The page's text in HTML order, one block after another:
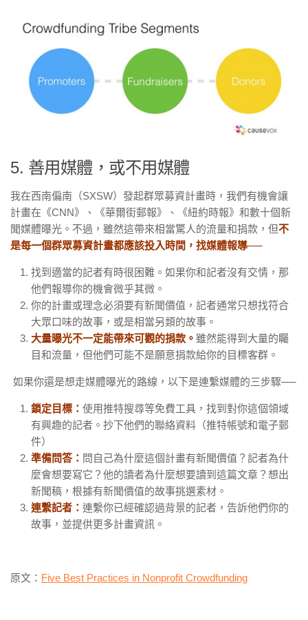
5. 善用媒體，或不用媒體
我在西南偏南（SXSW）發起群眾募資計畫時，我們有機會讓
計畫在《CNN》、《華爾街郵報》、《紐約時報》和數十個新
聞媒體曝光。不過，雖然這帶來相當驚人的流量和捐款，但不
是每一個群眾募資計畫都應該投入時間，找媒體報導──
找到適當的記者有時很困難。如果你和記者沒有交情，那
他們報導你的機會微乎其微。
你的計畫或理念必須要有新聞價值，記者通常只想找符合
大眾口味的故事，或是相當另類的故事。
大量曝光不一定能帶來可觀的捐款。 雖然能得到大量的矚
目和流量，但他們可能不是願意捐款給你的目標客群。
如果你還是想走媒體曝光的路線，以下是連繫媒體的三步驟──
鎖定目標： 使用推特搜尋等免費工具，找到對你這個領域
有興趣的記者。抄下他們的聯絡資料（推特帳號和電子郵
件）
準備問答： 問自己為什麼這個計畫有新聞價值？記者為什
麼會想要寫它？他的讀者為什麼想要讀到這篇文章？想出
新聞稿，根據有新聞價值的故事挑選素材。
連繫記者： 連繫你已經確認過背景的記者，告訴他們你的
故事，並提供更多計畫資訊。
原文： Five Best Practices in Nonprofit Crowdfunding